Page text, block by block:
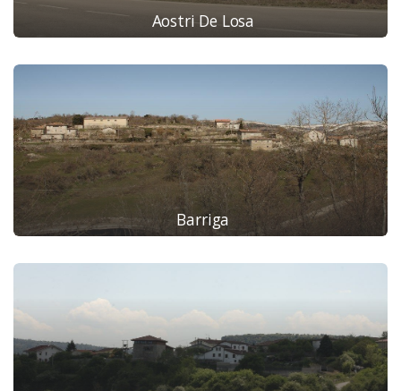
Aostri De Losa
Barriga